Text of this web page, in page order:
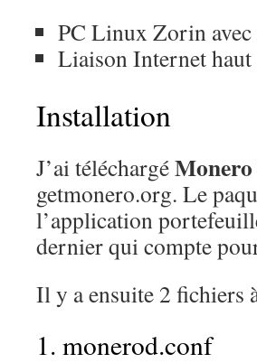
PC Linux Zorin avec
Liaison Internet
Installation
J’ai téléchargé
getmonero.org. Le
l’application
dernier qui compte
Il y a ensuite 2 fichiers
1. monerod.conf